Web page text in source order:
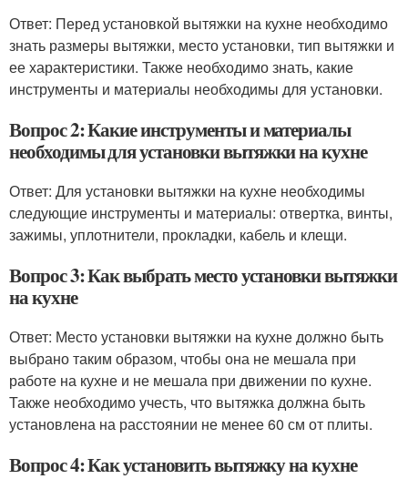
Ответ: Перед установкой вытяжки на кухне необходимо
знать размеры вытяжки, место установки, тип вытяжки и
ее характеристики. Также необходимо знать, какие
инструменты и материалы необходимы для установки.
Вопрос 2: Какие инструменты и материалы
необходимы для установки вытяжки на кухне
Ответ: Для установки вытяжки на кухне необходимы
следующие инструменты и материалы: отвертка, винты,
зажимы, уплотнители, прокладки, кабель и клещи.
Вопрос 3: Как выбрать место установки вытяжки
на кухне
Ответ: Место установки вытяжки на кухне должно быть
выбрано таким образом, чтобы она не мешала при
работе на кухне и не мешала при движении по кухне.
Также необходимо учесть, что вытяжка должна быть
установлена на расстоянии не менее 60 см от плиты.
Вопрос 4: Как установить вытяжку на кухне